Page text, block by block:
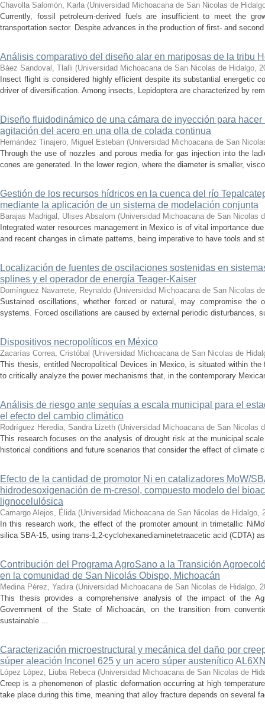
Chavolla Salomón, Karla (Universidad Michoacana de San Nicolas de
Currently, fossil petroleum-derived fuels are insufficient to meet the
transportation sector. Despite advances in the production of first- and
Análisis comparativo del diseño alar en mariposas de la tribu
Báez Sandoval, Tlalli (Universidad Michoacana de San Nicolas de Hidalgo,
Insect flight is considered highly efficient despite its substantial energetic
driver of diversification. Among insects, Lepidoptera are characterized by
Diseño fluidodinámico de una cámara de inyección para
agitación del acero en una olla de colada continua
Hernández Tinajero, Miguel Esteban (Universidad Michoacana de San
Through the use of nozzles and porous media for gas injection into the
cones are generated. In the lower region, where the diameter is smaller,
Gestión de los recursos hídricos en la cuenca del río
mediante la aplicación de un sistema de modelación conjunta
Barajas Madrigal, Ulises Absalom (Universidad Michoacana de San Nicolas
Integrated water resources management in Mexico is of vital importance
and recent changes in climate patterns, being imperative to have tools and
Localización de fuentes de oscilaciones sostenidas en
splines y el operador de energía Teager-Kaiser
Domínguez Navarrete, Reynaldo (Universidad Michoacana de San Nicolas
Sustained oscillations, whether forced or natural, may compromise the
systems. Forced oscillations are caused by external periodic disturbances,
Dispositivos necropolíticos en México
Zacarías Correa, Cristóbal (Universidad Michoacana de San Nicolas de
This thesis, entitled Necropolitical Devices in Mexico, is situated within
to critically analyze the power mechanisms that, in the contemporary
Análisis de riesgo ante sequías a escala municipal para el
el efecto del cambio climático
Rodríguez Heredia, Sandra Lizeth (Universidad Michoacana de San Nicolas
This research focuses on the analysis of drought risk at the municipal
historical conditions and future scenarios that consider the effect of climate
Efecto de la cantidad de promotor Ni en catalizadores MoW/
hidrodesoxigenación de m-cresol, compuesto modelo del
lignocelulósica
Camargo Alejos, Élida (Universidad Michoacana de San Nicolas de Hidalgo,
In this research work, the effect of the promoter amount in trimetallic
silica SBA-15, using trans-1,2-cyclohexanediaminetetraacetic acid (CDTA)
Contribución del Programa AgroSano a la Transición
en la comunidad de San Nicolás Obispo, Michoacán
Medina Pérez, Yadira (Universidad Michoacana de San Nicolas de Hidalgo,
This thesis provides a comprehensive analysis of the impact of the
Government of the State of Michoacán, on the transition from
sustainable ...
Caracterización microestructural y mecánica del daño por
súper aleación Inconel 625 y un acero súper austenítico
López López, Liuba Rebeca (Universidad Michoacana de San Nicolas de
Creep is a phenomenon of plastic deformation occurring at high
take place during this time, meaning that alloy fracture depends on several